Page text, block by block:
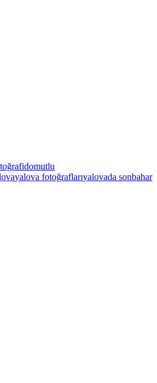
idomutlu
yalova fotoğraflarıyalovada sonbahar